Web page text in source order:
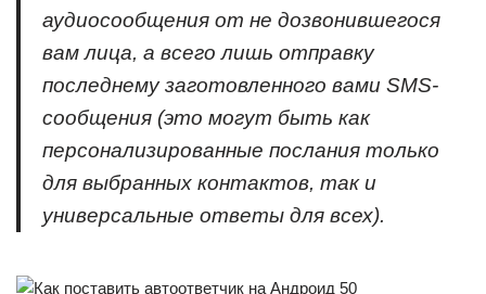
аудиосообщения от не дозвонившегося
вам лица, а всего лишь отправку
последнему заготовленного вами SMS-
сообщения (это могут быть как
персонализированные послания только
для выбранных контактов, так и
универсальные ответы для всех).